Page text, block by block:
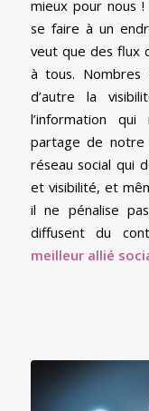
mieux pour nous
se faire à un
veut que des flux
à tous. Nombres
d’autre la
l’information
partage de notre
réseau social qui
et visibilité, et
il ne pénalise
diffusent du
meilleur allié